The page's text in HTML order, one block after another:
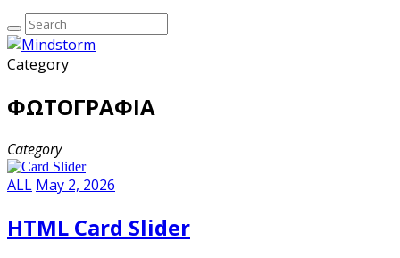
Category
ΦΩΤΟΓΡΑΦΙΑ
Category
ALL May 2, 2026
HTML Card Slider